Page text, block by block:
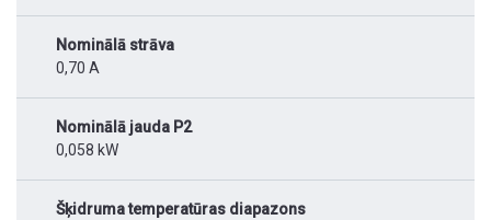
Nominālā strāva
0,70 A
Nominālā jauda P2
0,058 kW
Šķidruma temperatūras diapazons